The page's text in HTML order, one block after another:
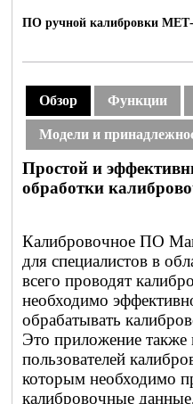
ПО ручной калибровки
Обзор Функции
Модели и
Простой и
обработки
Калибровочное ПО
для специалистов в
всего проводят
необходимо
обрабатывать
Это приложение
пользователей
которым необходимо
калибровочные